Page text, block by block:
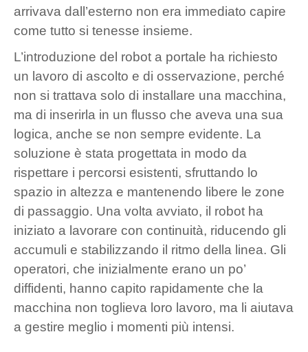
arrivava dall’esterno non era immediato capire
come tutto si tenesse insieme.
L’introduzione del robot a portale ha richiesto
un lavoro di ascolto e di osservazione, perché
non si trattava solo di installare una macchina,
ma di inserirla in un flusso che aveva una sua
logica, anche se non sempre evidente. La
soluzione è stata progettata in modo da
rispettare i percorsi esistenti, sfruttando lo
spazio in altezza e mantenendo libere le zone
di passaggio. Una volta avviato, il robot ha
iniziato a lavorare con continuità, riducendo gli
accumuli e stabilizzando il ritmo della linea. Gli
operatori, che inizialmente erano un po’
diffidenti, hanno capito rapidamente che la
macchina non toglieva loro lavoro, ma li aiutava
a gestire meglio i momenti più intensi.